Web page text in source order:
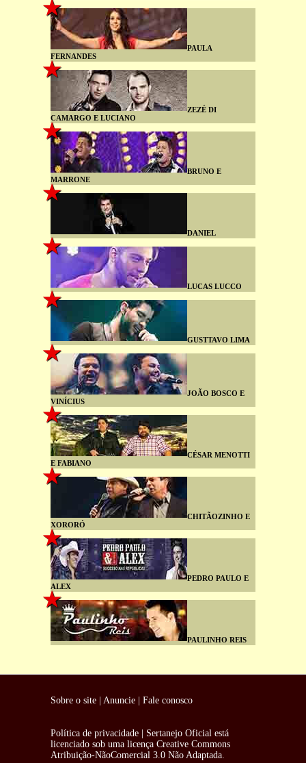
PAULA
FERNANDES
ZEZÉ DI
CAMARGO E LUCIANO
BRUNO E
MARRONE
DANIEL
LUCAS LUCCO
GUSTTAVO LIMA
JOÃO BOSCO E
VINÍCIUS
CÉSAR MENOTTI
E FABIANO
CHITÃOZINHO E
XORORÓ
PEDRO PAULO E
ALEX
PAULINHO REIS
Sobre o site Anuncie Fale conosco
Política de privacidade Sertanejo Oficial está
licenciado sob uma licença Creative Commons
Atribuição-NãoComercial 3.0 Não Adaptada.